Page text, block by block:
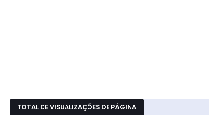
TOTAL DE VISUALIZAÇÕES DE PÁGINA